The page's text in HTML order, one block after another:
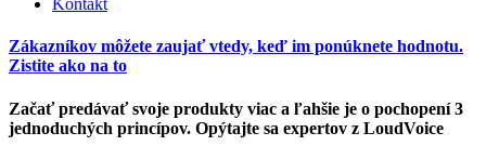
Kontakt
Zákazníkov môžete zaujať vtedy, keď im ponúknete hodnotu.
Zistite ako na to
Začať predávať svoje produkty viac a ľahšie je o pochopení 3
jednoduchých princípov. Opýtajte sa expertov z LoudVoice